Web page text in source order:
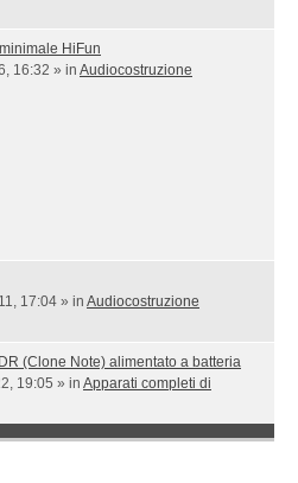
HiFun
16:32 » in Audiocostruzione
17:04 » in Audiocostruzione
(Clone Note) alimentato a batteria
19:05 » in Apparati completi di